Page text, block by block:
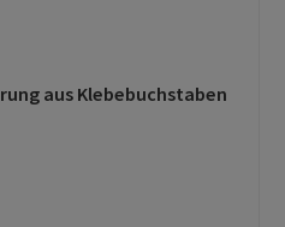
von 0 von 5 Sternen
aus Klebebuchstaben